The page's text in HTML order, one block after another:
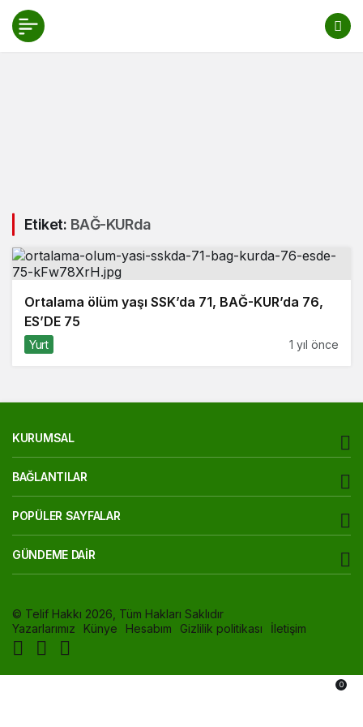
Etiket: BAĞ-KURda
Ortalama ölüm yaşı SSK’da 71, BAĞ-KUR’da 76,
ES’DE 75
Yurt 1 yıl önce
KURUMSAL
BAĞLANTILAR
POPÜLER SAYFALAR
GÜNDEME DAIR
© Telif Hakkı 2026, Tüm Hakları Saklıdır
Yazarlarımız
Künye Hesabım Gizlilik politikası İletişim
0